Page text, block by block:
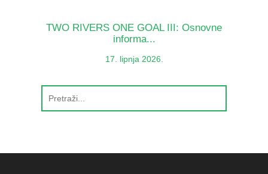
TWO RIVERS ONE GOAL III: Osnovne
informa...
17. lipnja 2026.